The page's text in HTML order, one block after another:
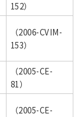
152）
（2006-CVIM-
153）
（2005-CE-
81）
（2005-CE-